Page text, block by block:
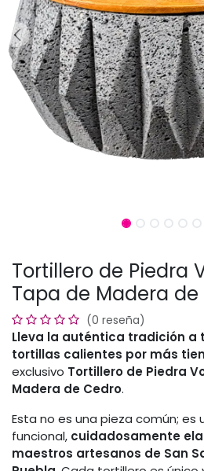
Tortillero de Piedra
Tapa de Madera
(0 reseña)
Lleva la auténtica tradición a
tortillas calientes por más
exclusivo Tortillero de Piedra
Madera de Cedro.
Esta no es una pieza común; es
funcional, cuidadosamente
maestros artesanos de San